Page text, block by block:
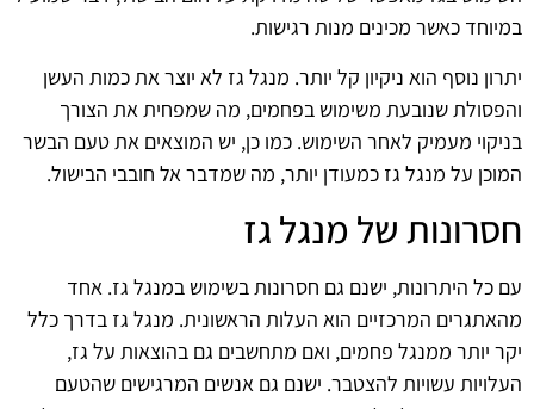
במיוחד כאשר מכינים מנות רגישות.
יתרון נוסף הוא ניקיון קל יותר. מנגל גז לא יוצר את כמות העשן
והפסולת שנובעת משימוש בפחמים, מה שמפחית את הצורך
בניקוי מעמיק לאחר השימוש. כמו כן, יש המוצאים את טעם הבשר
המוכן על מנגל גז כמעודן יותר, מה שמדבר אל חובבי הבישול.
חסרונות של מנגל גז
עם כל היתרונות, ישנם גם חסרונות בשימוש במנגל גז. אחד
מהאתגרים המרכזיים הוא העלות הראשונית. מנגל גז בדרך כלל
יקר יותר ממנגל פחמים, ואם מתחשבים גם בהוצאות על גז,
העלויות עשויות להצטבר. ישנם גם אנשים המרגישים שהטעם